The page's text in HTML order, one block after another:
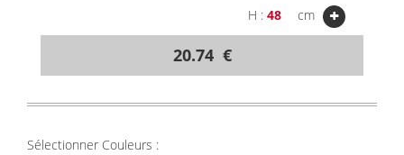
H :
cm
20.74 €
Sélectionner Couleurs :